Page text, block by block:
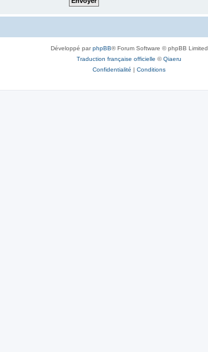
Développé parphpBB® Forum Software © phpBB Limited
Traduction française officielle ©Qiaeru
Confidentialité | Conditions